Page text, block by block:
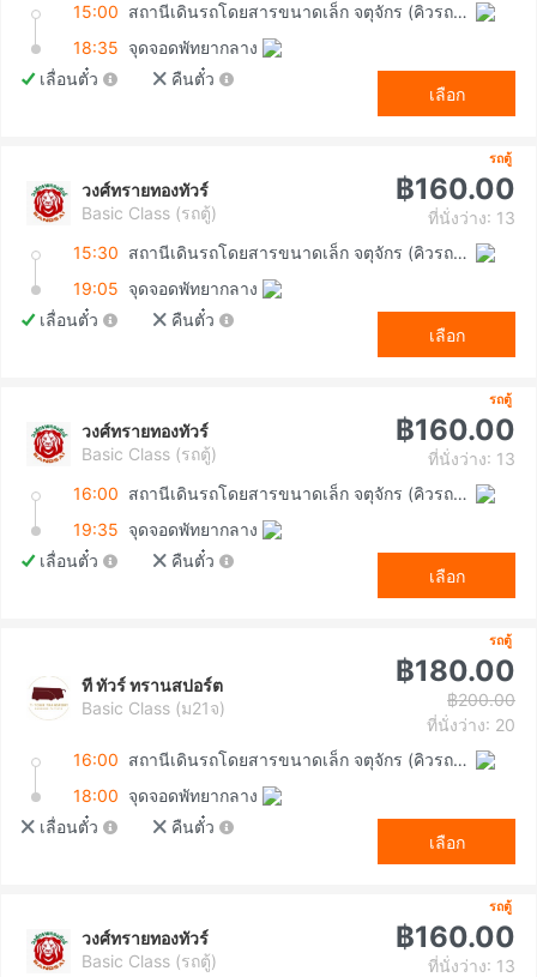
15:00
สถานีเดินรถโดยสารขนาดเล็ก จตุจักร (คิวรถตู้หมอชิต 2)
18:35 จุดจอดพัทยากลาง
เลื่อนตั๋ว
คืนตั๋ว
เลือก
รถตู้
วงศ์ทรายทองทัวร์
Basic Class (รถตู้)
฿160.00
ที่นั่งว่าง: 13
15:30
สถานีเดินรถโดยสารขนาดเล็ก จตุจักร (คิวรถตู้หมอชิต 2)
19:05 จุดจอดพัทยากลาง
เลื่อนตั๋ว
คืนตั๋ว
เลือก
รถตู้
วงศ์ทรายทองทัวร์
Basic Class (รถตู้)
฿160.00
ที่นั่งว่าง: 13
16:00
สถานีเดินรถโดยสารขนาดเล็ก จตุจักร (คิวรถตู้หมอชิต 2)
19:35 จุดจอดพัทยากลาง
เลื่อนตั๋ว
คืนตั๋ว
เลือก
รถตู้
ที ทัวร์ ทรานสปอร์ต
Basic Class (ม21จ)
฿180.00
฿200.00
ที่นั่งว่าง: 20
16:00
สถานีเดินรถโดยสารขนาดเล็ก จตุจักร (คิวรถตู้หมอชิต 2)
18:00 จุดจอดพัทยากลาง
เลื่อนตั๋ว
คืนตั๋ว
เลือก
รถตู้
วงศ์ทรายทองทัวร์
Basic Class (รถตู้)
฿160.00
ที่นั่งว่าง: 13